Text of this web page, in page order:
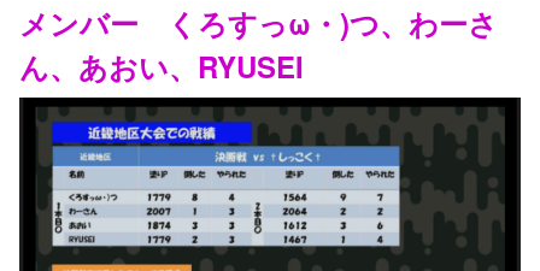
メンバー くろすっω・)つ、わーさ
ん、あおい、RYUSEI